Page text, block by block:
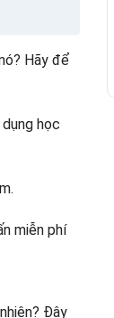
Hãy để
học
miễn phí
Đây